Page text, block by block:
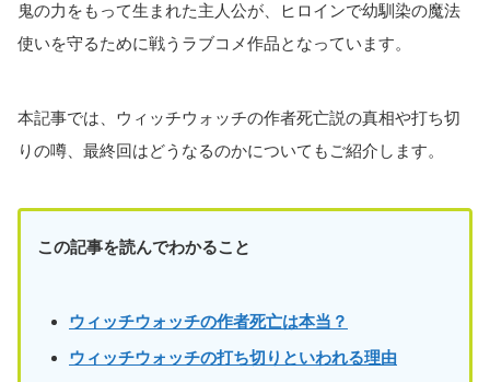
鬼の力をもって生まれた主人公が、ヒロインで幼馴染の魔法
使いを守るために戦うラブコメ作品となっています。
本記事では、ウィッチウォッチの作者死亡説の真相や打ち切
りの噂、最終回はどうなるのかについてもご紹介します。
この記事を読んでわかること
ウィッチウォッチの作者死亡は本当？
ウィッチウォッチの打ち切りといわれる理由